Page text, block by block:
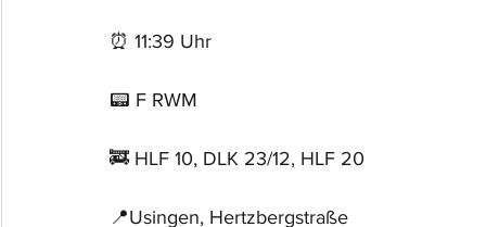
⏰ 11:39 Uhr
📟 F RWM
🚒 HLF 10, DLK 23/12, HLF 20
📍Usingen, Hertzbergstraße